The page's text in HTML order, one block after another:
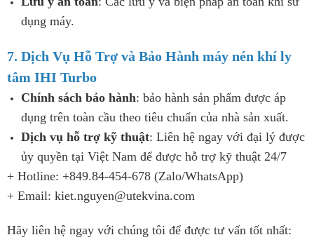
dụng máy.
7. Dịch Vụ Hỗ Trợ và Bảo Hành máy nén khí ly
tâm IHI Turbo
Chính sách bảo hành: bảo hành sản phẩm được áp
dụng trên toàn cầu theo tiêu chuẩn của nhà sản xuất.
Dịch vụ hỗ trợ kỹ thuật: Liên hệ ngay với đại lý được
ủy quyền tại Việt Nam để được hỗ trợ kỹ thuật 24/7
+ Hotline: +849.84-454-678 (Zalo/WhatsApp)
+ Email: kiet.nguyen@utekvina.com
Hãy liên hệ ngay với chúng tôi để được tư vấn tốt nhất: